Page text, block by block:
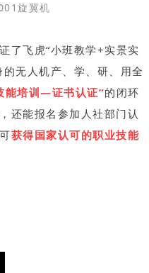
旋翼机
了飞虎“小班教学+实景实
无人机产、学、研、用全
能培训—证书认证”的闭环
还能报名参加人社部门认
获得国家认可的职业技能